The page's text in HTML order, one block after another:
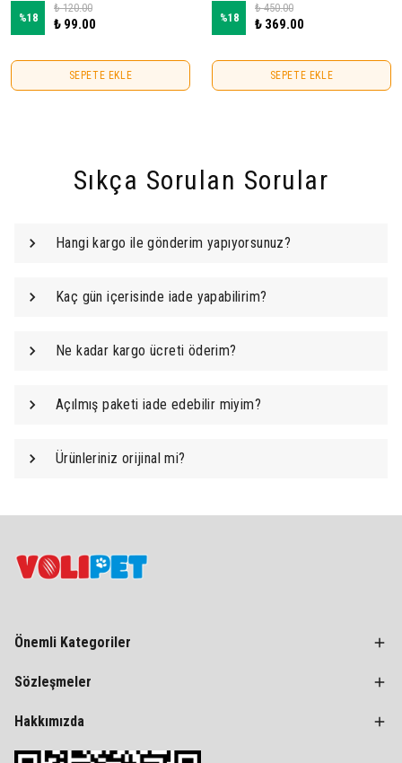
%18
₺ 120.00
₺ 99.00
SEPETE EKLE
%18
₺ 450.00
₺ 369.00
SEPETE EKLE
Sıkça Sorulan Sorular
Hangi kargo ile gönderim yapıyorsunuz?
Kaç gün içerisinde iade yapabilirim?
Ne kadar kargo ücreti öderim?
Açılmış paketi iade edebilir miyim?
Ürünleriniz orijinal mi?
Önemli Kategoriler
Sözleşmeler
Hakkımızda